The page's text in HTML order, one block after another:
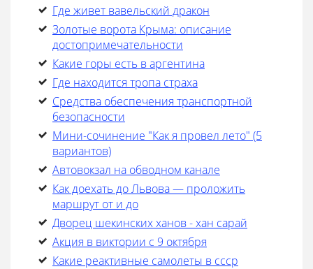
Где живет вавельский дракон
Золотые ворота Крыма: описание
достопримечательности
Какие горы есть в аргентина
Где находится тропа страха
Средства обеспечения транспортной
безопасности
Мини-сочинение "Как я провел лето" (5
вариантов)
Автовокзал на обводном канале
Как доехать до Львова — проложить
маршрут от и до
Дворец шекинских ханов - хан сарай
Акция в виктории с 9 октября
Какие реактивные самолеты в ссср